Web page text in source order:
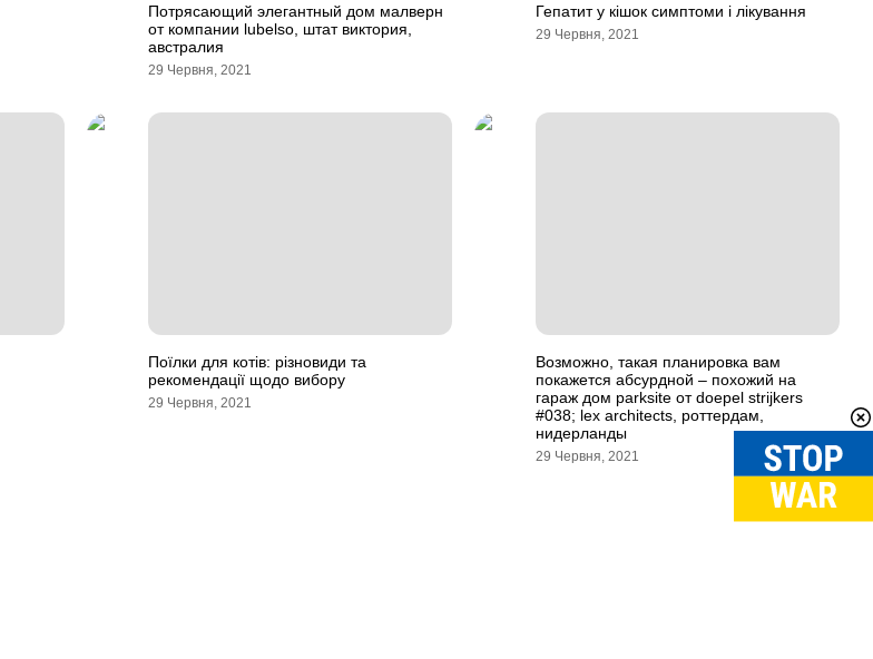
Потрясающий элегантный дом малверн
от компании lubelso, штат виктория,
австралия
29 Червня, 2021
Гепатит у кішок симптоми і лікування
29 Червня, 2021
Поїлки для котів: різновиди та
рекомендації щодо вибору
29 Червня, 2021
Возможно, такая планировка вам
покажется абсурдной – похожий на
гараж дом parksite от doepel strijkers
#038; lex architects, роттердам,
нидерланды
29 Червня, 2021